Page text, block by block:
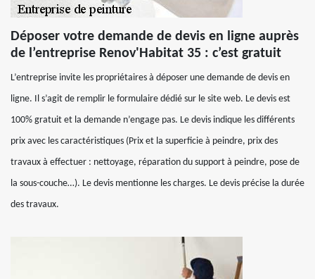
Déposer votre demande de devis en ligne auprès
de l’entreprise Renov'Habitat 35 : c’est gratuit
L’entreprise invite les propriétaires à déposer une demande de devis en
ligne. Il s’agit de remplir le formulaire dédié sur le site web. Le devis est
100% gratuit et la demande n’engage pas. Le devis indique les différents
prix avec les caractéristiques (Prix et la superficie à peindre, prix des
travaux à effectuer : nettoyage, réparation du support à peindre, pose de
la sous-couche…). Le devis mentionne les charges. Le devis précise la durée
des travaux.